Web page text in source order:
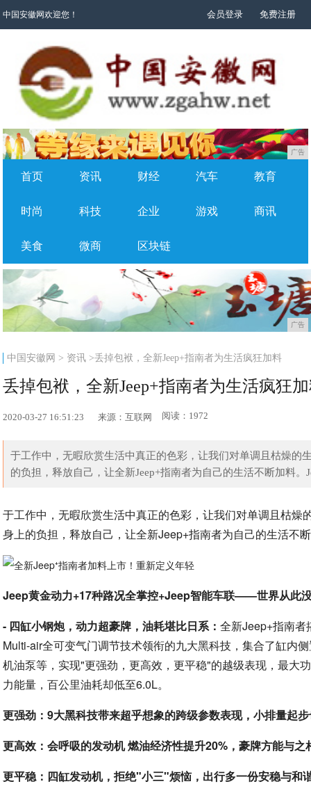
中国安徽网欢迎您！ 会员登录 免费注册
广告
首页 资讯 财经 汽车 教育
时尚 科技 企业 游戏 商讯
美食 微商 区块链
广告
中国安徽网 > 资讯 >丢掉包袱，全新Jeep+指南者为生活疯狂加料
丢掉包袱，全新Jeep+指南者为生活疯狂
2020-03-27 16:51:23 来源：互联网 阅读：1972
于工作中，无暇欣赏生活中真正的色彩，让我们对单调且枯燥的
的负担，释放自己，让全新Jeep+指南者为自己的生活不断加料。
于工作中，无暇欣赏生活中真正的色彩，让我们对单调且枯
身上的负担，释放自己，让全新Jeep+指南者为自己的生活不
Jeep黄金动力+17种路况全掌控+Jeep智能车联——世界从此
- 四缸小钢炮，动力超豪牌，油耗堪比日系：全新Jeep+指南者
Multi-air全可变气门调节技术领衔的九大黑科技，集合了缸内
机油泵等，实现"更强劲，更高效，更平稳"的越级表现，最大
力能量，百公里油耗却低至6.0L。
更强劲：9大黑科技带来超乎想象的跨级参数表现，小排量起
更高效：会呼吸的发动机 燃油经济性提升20%，豪牌方能与之
更平稳：四缸发动机，拒绝"小三"烦恼，出行多一份安稳与和